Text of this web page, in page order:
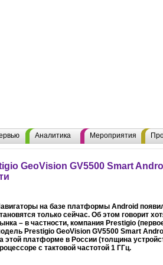
Аналитика Мероприятия
GeoVision GV5500 Smart
на базе платформы Android
только сейчас. Об этом говорит
– в частности, компания Prestigio
Prestigio GeoVision GV5500 Smart
этой платформе в России (толщина
с тактовой частотой 1 ГГц.